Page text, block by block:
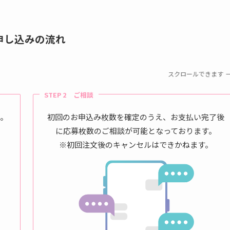
し込みの流れ
スクロールできます
STEP 2 ご相談
初回のお申込み枚数を確定のうえ、お支払い完了後
に応募枚数のご相談が可能となっております。
※初回注文後のキャンセルはできかねます。